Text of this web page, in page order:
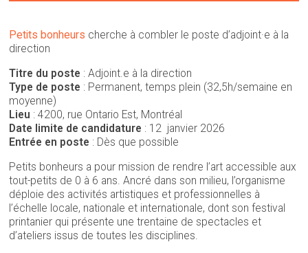
Petits bonheurs cherche à combler le poste d’adjoint·e à la
direction
Titre du poste : Adjoint.e à la direction
Type de poste : Permanent, temps plein (32,5h/semaine en
moyenne)
Lieu : 4200, rue Ontario Est, Montréal
Date limite de candidature : 12 janvier 2026
Entrée en poste : Dès que possible
Petits bonheurs a pour mission de rendre l’art accessible aux
tout-petits de 0 à 6 ans. Ancré dans son milieu, l’organisme
déploie des activités artistiques et professionnelles à
l’échelle locale, nationale et internationale, dont son festival
printanier qui présente une trentaine de spectacles et
d’ateliers issus de toutes les disciplines.